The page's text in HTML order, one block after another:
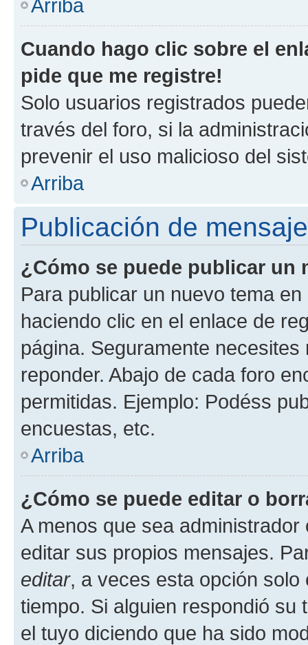
Arriba
Cuando hago clic sobre el
pide que me registre!
Solo usuarios registrados
través del foro, si la
prevenir el uso malicioso del
Arriba
Publicación de
¿Cómo se puede publicar un
Para publicar un nuevo tema
haciendo clic en el enlace de
página. Seguramente
reponder. Abajo de cada foro
permitidas. Ejemplo: Podéss
encuestas, etc.
Arriba
¿Cómo se puede editar o
A menos que sea
editar sus propios mensajes.
editar, a veces esta opción
tiempo. Si alguien respondió
el tuyo diciendo que ha sido